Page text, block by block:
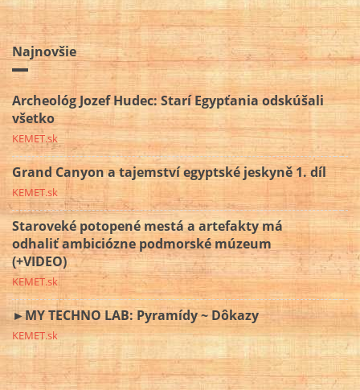
Najnovšie
Archeológ Jozef Hudec: Starí Egypťania odskúšali
všetko
KEMET.sk
Grand Canyon a tajemství egyptské jeskyně 1. díl
KEMET.sk
Staroveké potopené mestá a artefakty má
odhaliť ambiciózne podmorské múzeum
(+VIDEO)
KEMET.sk
►MY TECHNO LAB: Pyramídy ~ Dôkazy
KEMET.sk